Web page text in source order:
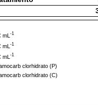
-1
-1
-1
clorhidrato (P)
clorhidrato (C)